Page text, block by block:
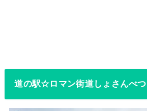
道の駅☆ロマン街道しょさんべつ